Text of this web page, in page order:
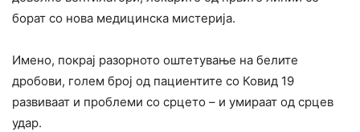
борат со нова медицинска мистерија.
Имено, покрај разорното оштетување на белите
дробови, голем број од пациентите со Ковид 19
развиваат и проблеми со срцето – и умираат од срцев
удар.